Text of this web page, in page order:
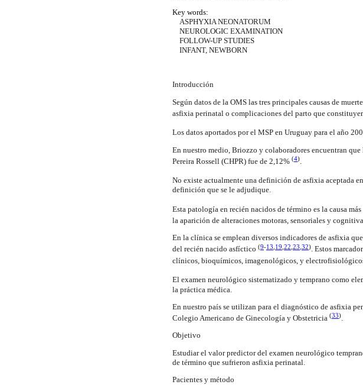
Key words:
ASPHYXIA NEONATORUM
NEUROLOGIC EXAMINATION
FOLLOW-UP STUDIES
INFANT, NEWBORN
Introducción
Según datos de la OMS las tres principales causas de
asfixia perinatal o complicaciones del parto que
Los datos aportados por el MSP en Uruguay para el año
En nuestro medio, Briozzo y colaboradores encuentran
Pereira Rossell (CHPR) fue de 2,12% (4)
No existe actualmente una definición de asfixia aceptada
definición que se le adjudique.
Esta patología en recién nacidos de término es la causa
la aparición de alteraciones motoras, sensoriales y
En la clínica se emplean diversos indicadores de asfixia
del recién nacido asfíctico (9-13 19 22 23 32). Estos
clínicos, bioquímicos, imagenológicos, y
El examen neurológico sistematizado y temprano como
la práctica médica.
En nuestro país se utilizan para el diagnóstico de asfixia
Colegio Americano de Ginecología y Obstetricia (33).
Objetivo
Estudiar el valor predictor del examen neurológico
de término que sufrieron asfixia perinatal.
Pacientes y método